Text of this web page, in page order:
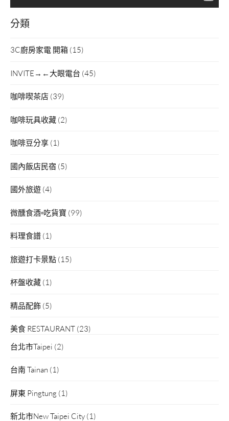
分類
3C廚房家電 開箱 (15)
INVITE→←大眼電台 (45)
咖啡喫茶店 (39)
咖啡玩具收藏 (2)
咖啡豆分享 (1)
國內飯店民宿 (5)
國外旅遊 (4)
微醺食酒▫吃貨寶 (99)
料理食譜 (1)
旅遊打卡景點 (15)
杯盤收藏 (1)
精品配飾 (5)
美食 RESTAURANT (23)
台北市Taipei (2)
台南 Tainan (1)
屏東 Pingtung (1)
新北市New Taipei City (1)